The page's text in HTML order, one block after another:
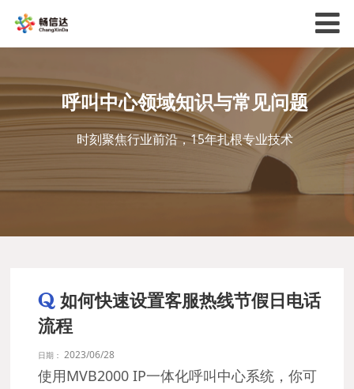
呼叫中心领域知识与常见问题
时刻聚焦行业前沿，15年扎根专业技术
如何快速设置客服热线节假日电话
流程
日期： 2023/06/28
使用MVB2000 IP一体化呼叫中心系统，你可